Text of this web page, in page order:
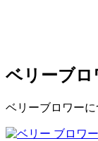
ベリーブロ
ベリーブロワー